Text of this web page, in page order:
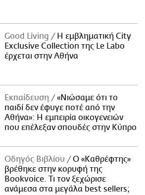
Good Living
Η εμβληματική City
Exclusive Collection της Le Labo
έρχεται στην Αθήνα
Εκπαίδευση
«Νιώσαμε ότι το
παιδί δεν έφυγε ποτέ από την
Αθήνα»: Η εμπειρία οικογενειών
που επέλεξαν σπουδές στην Κύπρο
Οδηγός Βιβλίου
Ο «Καθρέφτης»
βρέθηκε στην κορυφή της
Bookvoice. Τι τον ξεχώρισε
ανάμεσα στα μεγάλα best sellers;